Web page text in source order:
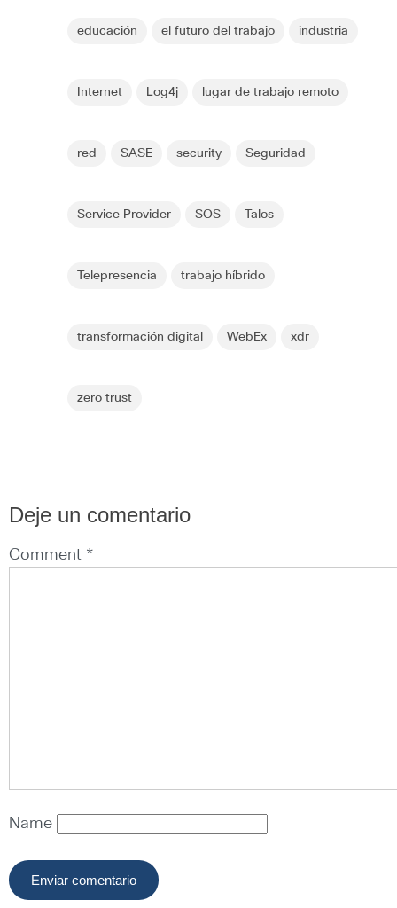
educación el futuro del trabajo industria
Internet Log4j lugar de trabajo remoto
red SASE security Seguridad
Service Provider SOS Talos
Telepresencia trabajo híbrido
transformación digital WebEx xdr
zero trust
Deje un comentario
Comment *
Name